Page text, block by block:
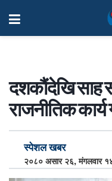
दशकौंदेखि साह
राजनीतिक कार्य
स्पेशल खबर
२०८० असार २६, मंगलवार